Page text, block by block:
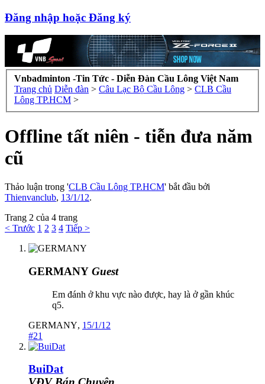
Đăng nhập hoặc Đăng ký
Vnbadminton -Tin Tức - Diễn Đàn Cầu Lông Việt Nam
Trang chủ Diễn đàn > Câu Lạc Bộ Cầu Lông > CLB Cầu
Lông TP.HCM >
Offline tất niên - tiễn đưa năm
cũ
Thảo luận trong 'CLB Cầu Lông TP.HCM' bắt đầu bởi
Thienvanclub, 13/1/12.
Trang 2 của 4 trang
< Trước 1 2 3 4 Tiếp >
GERMANY Guest
Em đánh ở khu vực nào được, hay là ở gần khúc
q5.
GERMANY, 15/1/12
#21
BuiDat